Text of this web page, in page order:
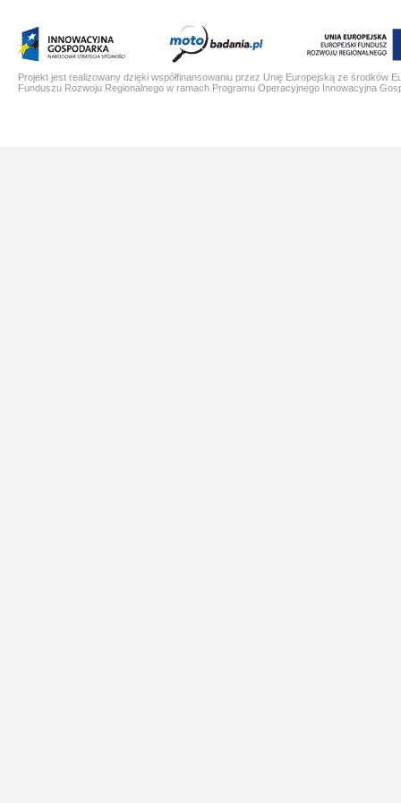
Projekt jest realizowany dzięki współfinansowaniu przez Unię Europejską ze środków
Funduszu Rozwoju Regionalnego w ramach Programu Operacyjnego Innowacyjna